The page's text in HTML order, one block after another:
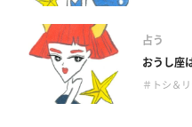
占う
おうし座
＃トシ＆